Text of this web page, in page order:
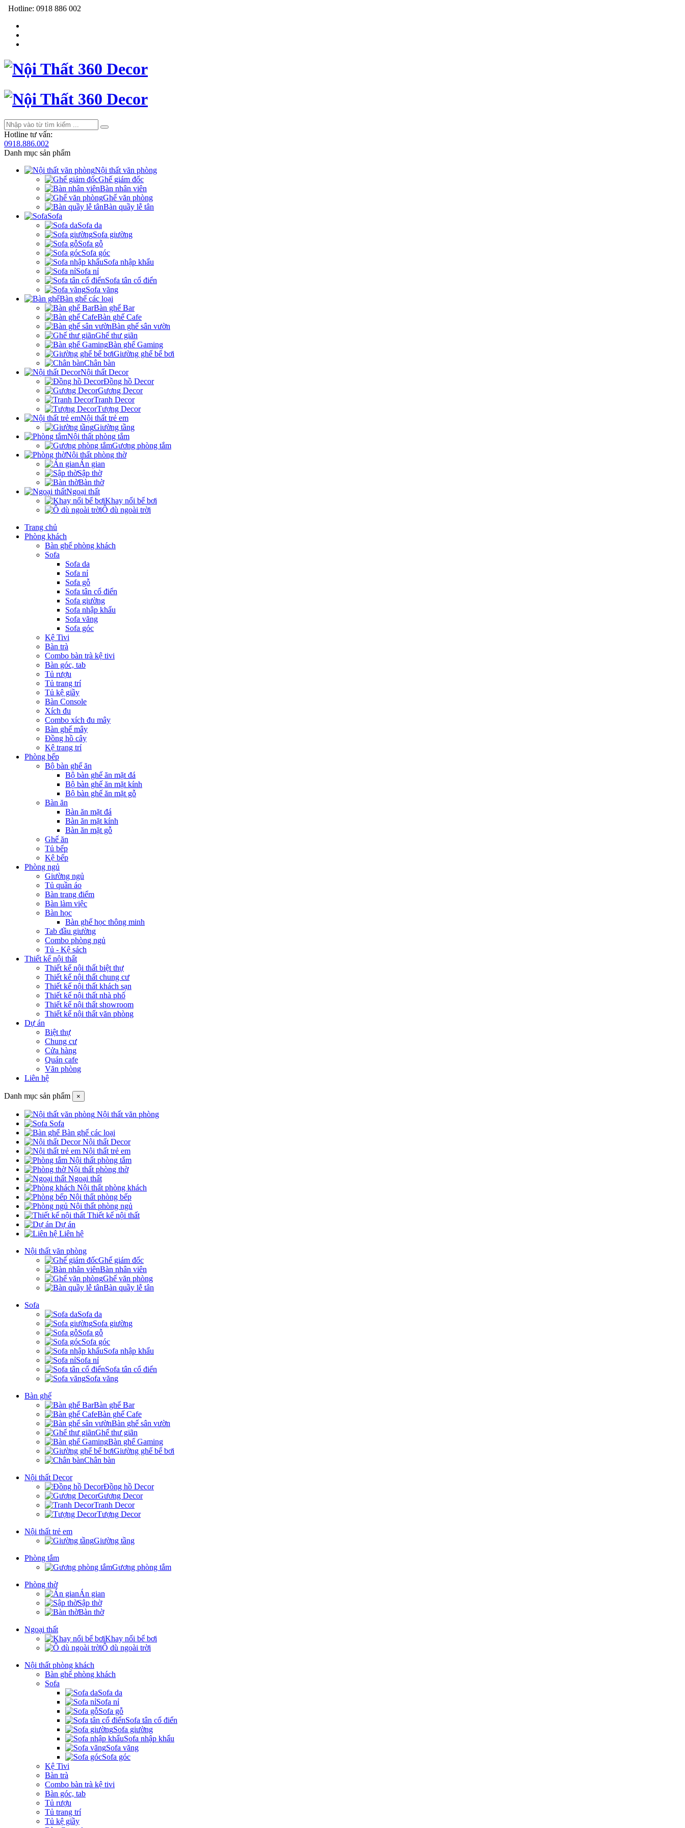
Hotline: 0918 886 002
Hotline tư vấn:
0918.886.002
Danh mục sản phẩm
Nội thất văn phòng
Ghế giám đốc
Bàn nhân viên
Ghế văn phòng
Bàn quầy lễ tân
Sofa
Sofa da
Sofa giường
Sofa gỗ
Sofa góc
Sofa nhập khẩu
Sofa nỉ
Sofa tân cổ điển
Sofa văng
Bàn ghế các loại
Bàn ghế Bar
Bàn ghế Cafe
Bàn ghế sân vườn
Ghế thư giãn
Bàn ghế Gaming
Giường ghế bể bơi
Chân bàn
Nội thất Decor
Đồng hồ Decor
Gương Decor
Tranh Decor
Tượng Decor
Nội thất trẻ em
Giường tầng
Nội thất phòng tắm
Gương phòng tắm
Nội thất phòng thờ
Án gian
Sập thờ
Bàn thờ
Ngoại thất
Khay nổi bể bơi
Ô dù ngoài trời
Trang chủ
Phòng khách
Bàn ghế phòng khách
Sofa
Sofa da
Sofa nỉ
Sofa gỗ
Sofa tân cổ điển
Sofa giường
Sofa nhập khẩu
Sofa văng
Sofa góc
Kệ Tivi
Bàn trà
Combo bàn trà kệ tivi
Bàn góc, tab
Tủ rượu
Tủ trang trí
Tủ kệ giầy
Bàn Console
Xích đu
Combo xích đu mây
Bàn ghế mây
Đồng hồ cây
Kệ trang trí
Phòng bếp
Bộ bàn ghế ăn
Bộ bàn ghế ăn mặt đá
Bộ bàn ghế ăn mặt kính
Bộ bàn ghế ăn mặt gỗ
Bàn ăn
Bàn ăn mặt đá
Bàn ăn mặt kính
Bàn ăn mặt gỗ
Ghế ăn
Tủ bếp
Kệ bếp
Phòng ngủ
Giường ngủ
Tủ quần áo
Bàn trang điểm
Bàn làm việc
Bàn học
Bàn ghế học thông minh
Tab đầu giường
Combo phòng ngủ
Tủ - Kệ sách
Thiết kế nội thất
Thiết kế nội thất biệt thự
Thiết kế nội thất chung cư
Thiết kế nội thất khách sạn
Thiết kế nội thất nhà phố
Thiết kế nội thất showroom
Thiết kế nội thất văn phòng
Dự án
Biệt thự
Chung cư
Cửa hàng
Quán cafe
Văn phòng
Liên hệ
Danh mục sản phẩm ×
Nội thất văn phòng
Sofa
Bàn ghế các loại
Nội thất Decor
Nội thất trẻ em
Nội thất phòng tắm
Nội thất phòng thờ
Ngoại thất
Nội thất phòng khách
Nội thất phòng bếp
Nội thất phòng ngủ
Thiết kế nội thất
Dự án
Liên hệ
Nội thất văn phòng
Ghế giám đốc
Bàn nhân viên
Ghế văn phòng
Bàn quầy lễ tân
Sofa
Sofa da
Sofa giường
Sofa gỗ
Sofa góc
Sofa nhập khẩu
Sofa nỉ
Sofa tân cổ điển
Sofa văng
Bàn ghế
Bàn ghế Bar
Bàn ghế Cafe
Bàn ghế sân vườn
Ghế thư giãn
Bàn ghế Gaming
Giường ghế bể bơi
Chân bàn
Nội thất Decor
Đồng hồ Decor
Gương Decor
Tranh Decor
Tượng Decor
Nội thất trẻ em
Giường tầng
Phòng tắm
Gương phòng tắm
Phòng thờ
Án gian
Sập thờ
Bàn thờ
Ngoại thất
Khay nổi bể bơi
Ô dù ngoài trời
Nội thất phòng khách
Bàn ghế phòng khách
Sofa
Sofa da
Sofa nỉ
Sofa gỗ
Sofa tân cổ điển
Sofa giường
Sofa nhập khẩu
Sofa văng
Sofa góc
Kệ Tivi
Bàn trà
Combo bàn trà kệ tivi
Bàn góc, tab
Tủ rượu
Tủ trang trí
Tủ kệ giầy